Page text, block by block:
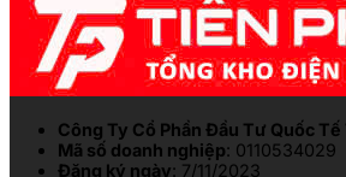
Công Ty Cổ Phần Đầu Tư Quốc
Mã số doanh nghiệp: 0110534029
Đăng ký ngày: 7/11/2023